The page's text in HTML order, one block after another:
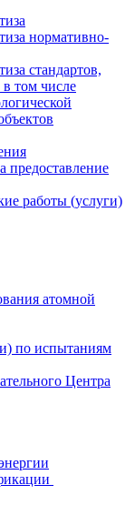
нормативно-
стандартов,
том числе
работы (услуги)
атомной
по испытаниям
Центра